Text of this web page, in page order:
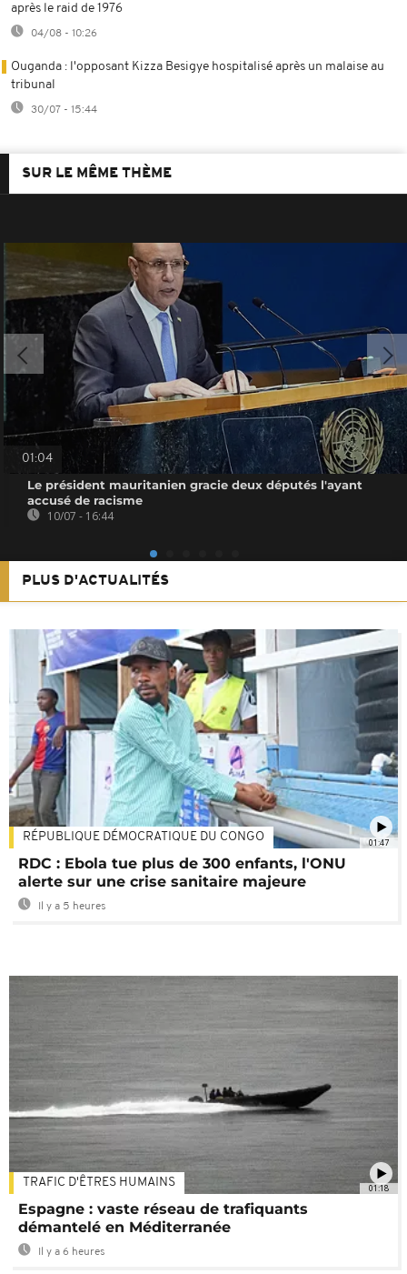
après le raid de 1976
04/08 - 10:26
Ouganda : l'opposant Kizza Besigye hospitalisé après un malaise au
tribunal
30/07 - 15:44
SUR LE MÊME THÈME
01:04
Le président mauritanien gracie deux députés l'ayant
accusé de racisme
10/07 - 16:44
PLUS D'ACTUALITÉS
01:47
RÉPUBLIQUE DÉMOCRATIQUE DU CONGO
RDC : Ebola tue plus de 300 enfants, l'ONU
alerte sur une crise sanitaire majeure
Il y a 5 heures
01:18
TRAFIC D'ÊTRES HUMAINS
Espagne : vaste réseau de trafiquants
démantelé en Méditerranée
Il y a 6 heures